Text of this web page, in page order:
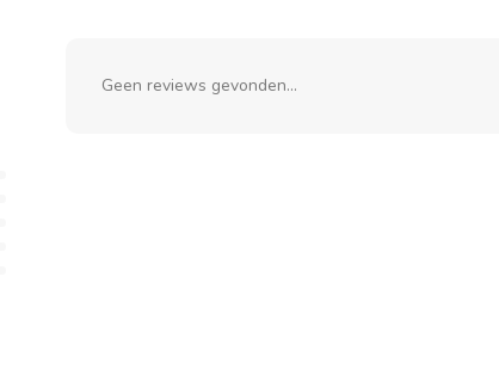
Geen reviews gevonden...